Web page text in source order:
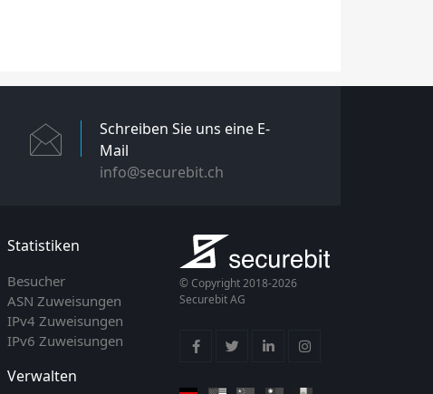
Schreiben Sie uns eine E-
Mail
info@securebit.ch
Statistiken
Besucher
ASN Zuweisungen
IPv4 Zuweisungen
IPv6 Zuweisungen
Verwalten
© Copyright 2018-2026
Securebit AG